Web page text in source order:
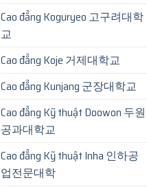
Cao đẳng Koguryeo 고구려대학
교
Cao đẳng Koje 거제대학교
Cao đẳng Kunjang 군장대학교
Cao đẳng Kỹ thuật Doowon 두원
공과대학교
Cao đẳng Kỹ thuật Inha 인하공
업전문대학